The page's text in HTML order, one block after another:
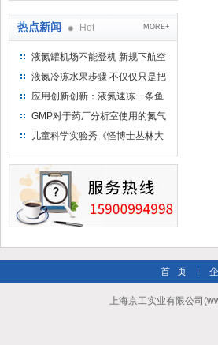
热点新闻 Hot MORE+
液氮罐机场不能登机 新规下航空
运输罐能否上飞机
液氮冷冻水果步骤 不仅仅只是把
水果扔到液氮中
应用创新创新：液氮速冻一条鱼
只需15分钟 保持活鲜一整年
GMP对于药厂分析室使用的氮气
钢瓶存放标准
儿童科学实验秀《怪博士丛林大
及
首 页
上海京工实业有限公司